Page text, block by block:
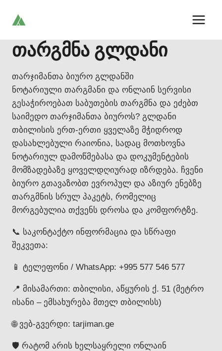
თარგმნა გლდანი
თარჯიმანთა ბიურო გლდანში
ნოტარიული თარგმანი და ონლაინ სერვისი
გესაჭიროებათ საბუთების თარგმნა და ეძებთ
საიმედო თარჯიმანთა ბიუროს? გლდანი
თბილისის ერთ-ერთი ყველაზე მჭიდროდ
დასახლებული რაიონია, სადაც მოთხოვნა
ნოტარიულ დამოწმებასა და დოკუმენტების
მომზადებაზე ყოველდღიურად იზრდება. ჩვენი
ბიურო გთავაზობთ ევროპულ და აზიურ ენებზე
თარგმნის სრულ პაკეტს, რომელიც
მორგებულია თქვენს დროსა და კომფორტზე.
📞 საკონტაქტო ინფორმაცია და სწრაფი
შეკვეთა:
📱 ტელეფონი / WhatsApp: +995 577 546 577
📍 მისამართი: თბილისი, აწყურის ქ. 51 (მეტრო
ისანი – ემსახურება მთელ თბილისს)
🌐 ვებ-გვერდი: tarjiman.ge
🛡️ რატომ არის ხელსაყრელი ონლაინ